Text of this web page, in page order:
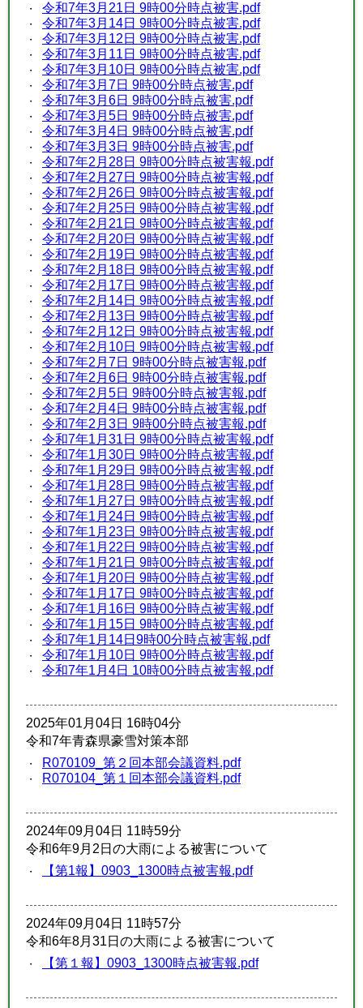
令和7年3月21日 9時00分時点被害.pdf
令和7年3月14日 9時00分時点被害.pdf
令和7年3月12日 9時00分時点被害.pdf
令和7年3月11日 9時00分時点被害.pdf
令和7年3月10日 9時00分時点被害.pdf
令和7年3月7日 9時00分時点被害.pdf
令和7年3月6日 9時00分時点被害.pdf
令和7年3月5日 9時00分時点被害.pdf
令和7年3月4日 9時00分時点被害.pdf
令和7年3月3日 9時00分時点被害.pdf
令和7年2月28日 9時00分時点被害報.pdf
令和7年2月27日 9時00分時点被害報.pdf
令和7年2月26日 9時00分時点被害報.pdf
令和7年2月25日 9時00分時点被害報.pdf
令和7年2月21日 9時00分時点被害報.pdf
令和7年2月20日 9時00分時点被害報.pdf
令和7年2月19日 9時00分時点被害報.pdf
令和7年2月18日 9時00分時点被害報.pdf
令和7年2月17日 9時00分時点被害報.pdf
令和7年2月14日 9時00分時点被害報.pdf
令和7年2月13日 9時00分時点被害報.pdf
令和7年2月12日 9時00分時点被害報.pdf
令和7年2月10日 9時00分時点被害報.pdf
令和7年2月7日 9時00分時点被害報.pdf
令和7年2月6日 9時00分時点被害報.pdf
令和7年2月5日 9時00分時点被害報.pdf
令和7年2月4日 9時00分時点被害報.pdf
令和7年2月3日 9時00分時点被害報.pdf
令和7年1月31日 9時00分時点被害報.pdf
令和7年1月30日 9時00分時点被害報.pdf
令和7年1月29日 9時00分時点被害報.pdf
令和7年1月28日 9時00分時点被害報.pdf
令和7年1月27日 9時00分時点被害報.pdf
令和7年1月24日 9時00分時点被害報.pdf
令和7年1月23日 9時00分時点被害報.pdf
令和7年1月22日 9時00分時点被害報.pdf
令和7年1月21日 9時00分時点被害報.pdf
令和7年1月20日 9時00分時点被害報.pdf
令和7年1月17日 9時00分時点被害報.pdf
令和7年1月16日 9時00分時点被害報.pdf
令和7年1月15日 9時00分時点被害報.pdf
令和7年1月14日9時00分時点被害報.pdf
令和7年1月10日 9時00分時点被害報.pdf
令和7年1月4日 10時00分時点被害報.pdf
2025年01月04日 16時04分
令和7年青森県豪雪対策本部
R070109_第２回本部会議資料.pdf
R070104_第１回本部会議資料.pdf
2024年09月04日 11時59分
令和6年9月2日の大雨による被害について
【第1報】0903_1300時点被害報.pdf
2024年09月04日 11時57分
令和6年8月31日の大雨による被害について
【第１報】0903_1300時点被害報.pdf